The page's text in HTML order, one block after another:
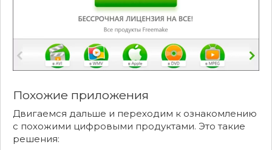
Похожие приложения
Двигаемся дальше и переходим к ознакомлению
с похожими цифровыми продуктами. Это такие
решения: